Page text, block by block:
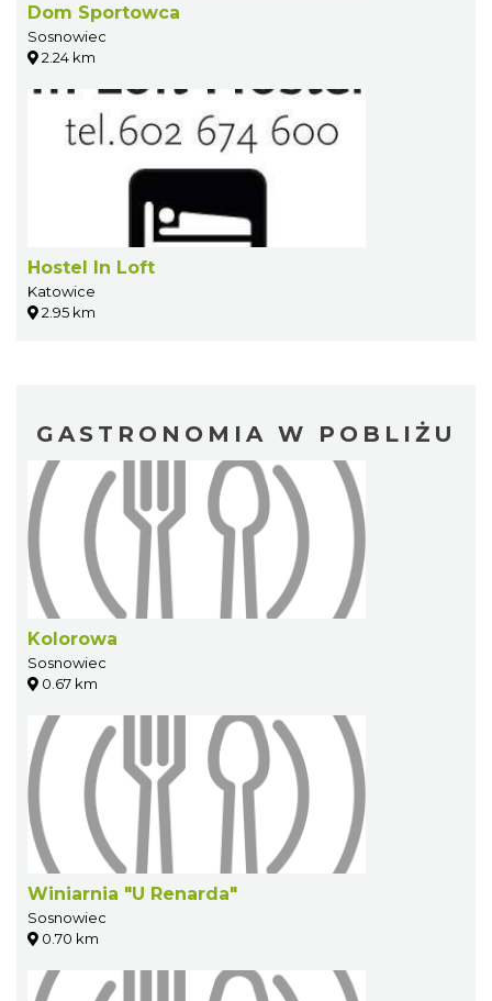
Dom Sportowca
Sosnowiec
2.24 km
Hostel In Loft
Katowice
2.95 km
GASTRONOMIA W POBLIŻU
Kolorowa
Sosnowiec
0.67 km
Winiarnia "U Renarda"
Sosnowiec
0.70 km